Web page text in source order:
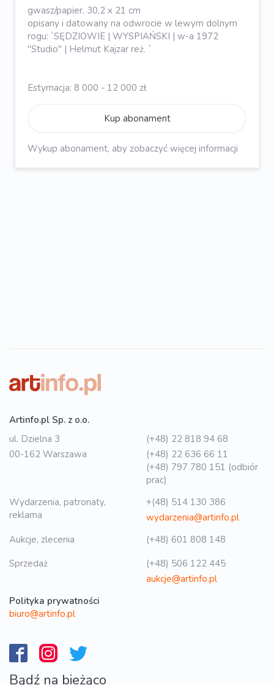
gwasz/papier, 30,2 x 21 cm
opisany i datowany na odwrocie w lewym dolnym
rogu: `SĘDZIOWIE | WYSPIAŃSKI | w-a 1972
"Studio" | Helmut Kajzar reż. `
Estymacja: 8 000 - 12 000 zł
Kup abonament
Wykup abonament, aby zobaczyć więcej informacji
Artinfo.pl Sp. z o.o.
ul. Dzielna 3
00-162 Warszawa
(+48) 22 818 94 68
(+48) 22 636 66 11
(+48) 797 780 151 (odbiór
prac)
Wydarzenia, patronaty,
reklama
+(48) 514 130 386
wydarzenia@artinfo.pl
Aukcje, zlecenia
(+48) 601 808 148
Sprzedaż
(+48) 506 122 445
aukcje@artinfo.pl
Polityka prywatności
biuro@artinfo.pl
Bądź na bieżąco